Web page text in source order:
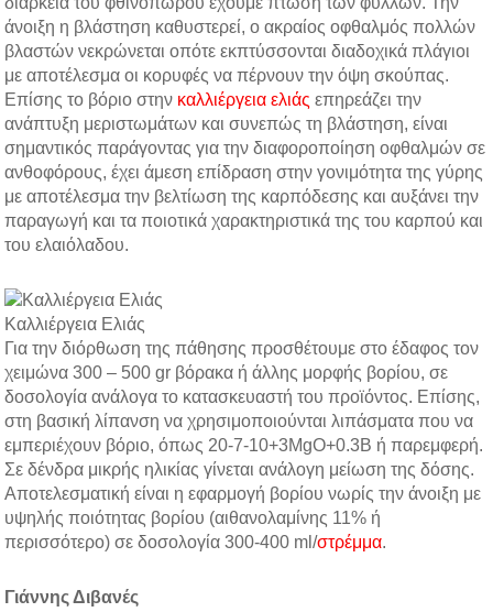
άνοιξη η βλάστηση καθυστερεί, ο ακραίος οφθαλμός πολλών
βλαστών νεκρώνεται οπότε εκπτύσσονται διαδοχικά πλάγιοι
με αποτέλεσμα οι κορυφές να πέρνουν την όψη σκούπας.
Επίσης το βόριο στην καλλιέργεια ελιάς επηρεάζει την
ανάπτυξη μεριστωμάτων και συνεπώς τη βλάστηση, είναι
σημαντικός παράγοντας για την διαφοροποίηση οφθαλμών σε
ανθοφόρους, έχει άμεση επίδραση στην γονιμότητα της γύρης
με αποτέλεσμα την βελτίωση της καρπόδεσης και αυξάνει την
παραγωγή και τα ποιοτικά χαρακτηριστικά της του καρπού και
του ελαιόλαδου.
Καλλιέργεια Ελιάς
Για την διόρθωση της πάθησης προσθέτουμε στο έδαφος τον
χειμώνα 300 – 500 gr βόρακα ή άλλης μορφής βορίου, σε
δοσολογία ανάλογα το κατασκευαστή του προϊόντος. Επίσης,
στη βασική λίπανση να χρησιμοποιούνται λιπάσματα που να
εμπεριέχουν βόριο, όπως 20-7-10+3MgO+0.3B ή παρεμφερή.
Σε δένδρα μικρής ηλικίας γίνεται ανάλογη μείωση της δόσης.
Αποτελεσματική είναι η εφαρμογή βορίου νωρίς την άνοιξη με
υψηλής ποιότητας βορίου (αιθανολαμίνης 11% ή
περισσότερο) σε δοσολογία 300-400 ml/στρέμμα.
Γιάννης Διβανές